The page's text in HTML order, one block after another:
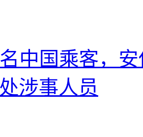
中国乘客，
涉事人员